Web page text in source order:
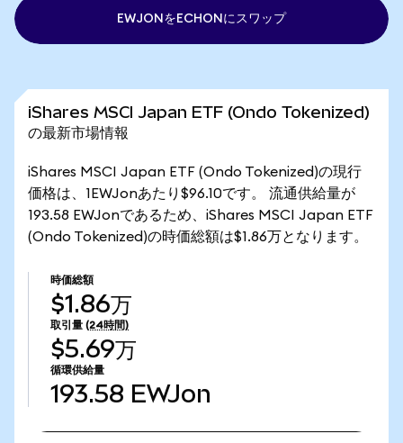
EWJONをECHONにスワップ
iShares MSCI Japan ETF (Ondo Tokenized)
の最新市場情報
iShares MSCI Japan ETF (Ondo Tokenized)の現行
価格は、1EWJonあたり$96.10です。 流通供給量が
193.58 EWJonであるため、iShares MSCI Japan ETF
(Ondo Tokenized)の時価総額は$1.86万となります。
時価総額
$1.86万
取引量 (24時間)
$5.69万
循環供給量
193.58 EWJon